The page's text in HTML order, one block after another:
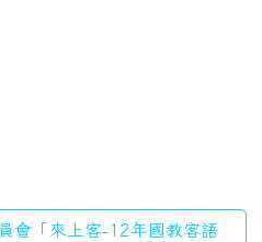
會「來上客-12年國教客語